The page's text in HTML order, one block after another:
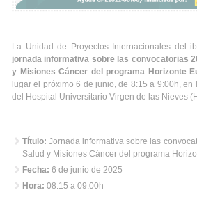
La Unidad de Proyectos Internacionales del
jornada informativa sobre las convocatorias
y Misiones Cáncer del programa Horizonte
lugar el próximo 6 de junio, de 8:15 a 9:00h, en
del Hospital Universitario Virgen de las Nieves
Título:Jornada informativa sobre las
Salud y Misiones Cáncer del programa
Fecha: 6 de junio de 2025
Hora: 08:15 a 09:00h